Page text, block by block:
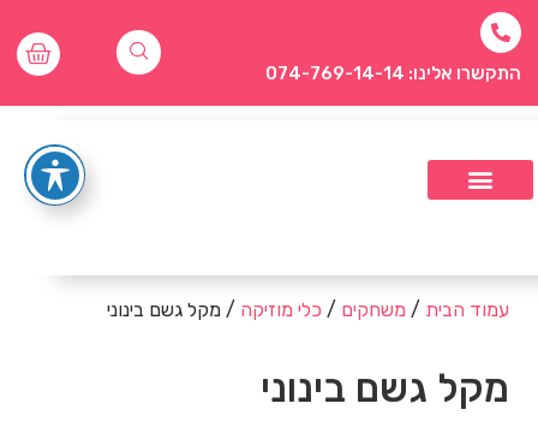
התקשרו אלינו: 074-769-14-14
עמוד הבית / משחקים / כלי מוזיקה / מקל גשם בינוני
מקל גשם בינוני